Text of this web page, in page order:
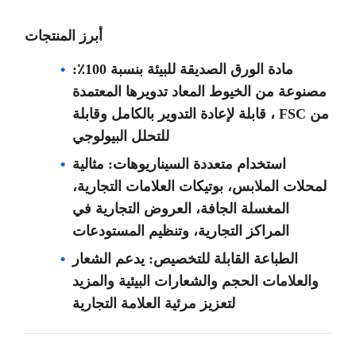
أبرز المنتجات
مادة الورق الصديقة للبيئة بنسبة 100٪:
مصنوعة من الخيوط المعاد تدويرها المعتمدة
من FSC ، قابلة لإعادة التدوير بالكامل وقابلة
للتحلل البيولوجي
استخدام متعددة السيناريوهات: مثالية
لمحلات الملابس، بوتيكات العلامات التجارية،
المغسلة الجافة، العروض التجارية في
المراكز التجارية، وتنظيم المستودعات
الطباعة القابلة للتخصيص: يدعم الشعار
والعلامات الحجم والشعارات البيئية والمزيد
لتعزيز مرئية العلامة التجارية